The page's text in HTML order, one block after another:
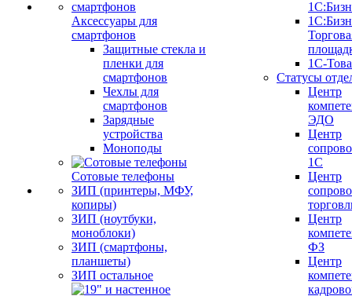
Аксессуары для
смартфонов
Защитные стекла и
пленки для
смартфонов
Чехлы для
смартфонов
Зарядные
устройства
Моноподы
Сотовые телефоны
ЗИП (принтеры, МФУ,
копиры)
ЗИП (ноутбуки,
моноблоки)
ЗИП (смартфоны,
планшеты)
ЗИП остальное
1С-
Статусы
Центр
ЭДО
Центр
1С
Центр
Центр
ФЗ
Центр